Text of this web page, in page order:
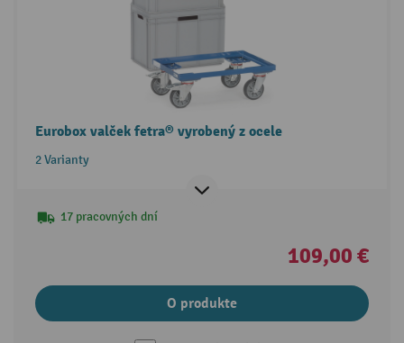
Eurobox valček fetra® vyrobený z ocele
2 Varianty
17 pracovných dní
109,00 €
O produkte